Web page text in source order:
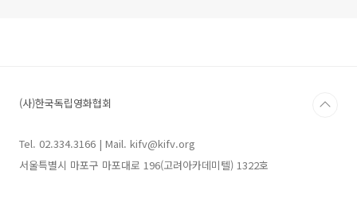
(사)한국독립영화협회
Tel. 02.334.3166 | Mail. kifv@kifv.org
서울특별시 마포구 마포대로 196(고려아카데미텔) 1322호